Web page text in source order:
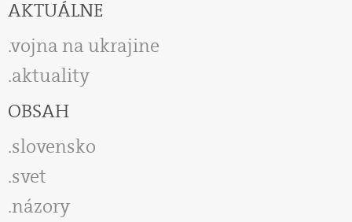
AKTUÁLNE
vojna na ukrajine
aktuality
OBSAH
slovensko
svet
názory